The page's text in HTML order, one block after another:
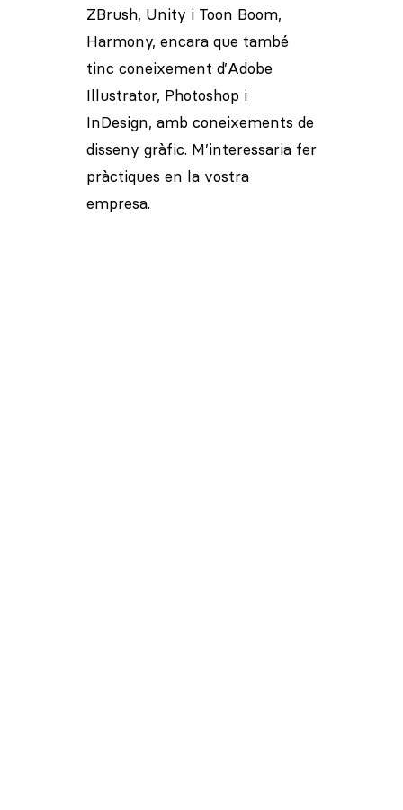
ZBrush, Unity i Toon Boom,
Harmony, encara que també
tinc coneixement d’Adobe
Illustrator, Photoshop i
InDesign, amb coneixements de
disseny gràfic. M’interessaria fer
pràctiques en la vostra
empresa.